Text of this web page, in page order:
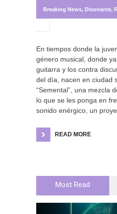
Breaking News, Disonante,
En tiempos donde la
género musical, donde
guitarra y los contra
del día, nacen en ciudad
“Semental”, una mezcla
lo que se les ponga en
sonido enérgico, un
READ MORE
Most Read